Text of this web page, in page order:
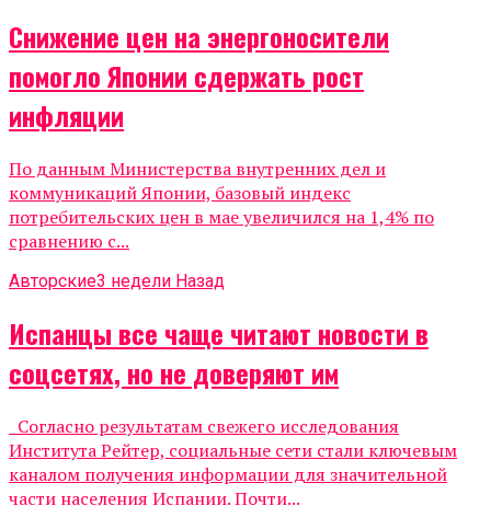
Снижение цен на энергоносители
помогло Японии сдержать рост
инфляции
По данным Министерства внутренних дел и
коммуникаций Японии, базовый индекс
потребительских цен в мае увеличился на 1,4% по
сравнению с...
Авторские3 недели Назад
Испанцы все чаще читают новости в
соцсетях, но не доверяют им
Согласно результатам свежего исследования
Института Рейтер, социальные сети стали ключевым
каналом получения информации для значительной
части населения Испании. Почти...